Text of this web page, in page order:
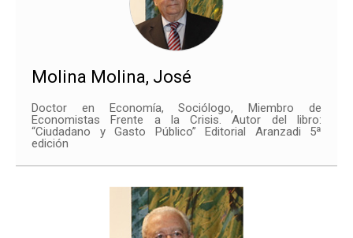
Molina Molina, José
Doctor en Economía, Sociólogo, Miembro de
Economistas Frente a la Crisis. Autor del libro:
“Ciudadano y Gasto Público” Editorial Aranzadi 5ª
edición